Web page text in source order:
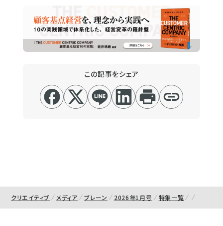
この記事をシェア
クリエイティブ メディア ブレーン 2026年1月号 特集一覧